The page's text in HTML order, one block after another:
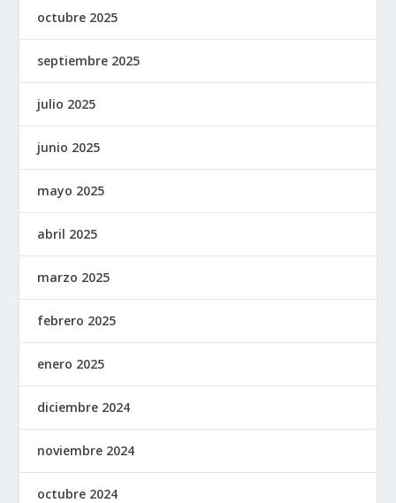
octubre 2025
septiembre 2025
julio 2025
junio 2025
mayo 2025
abril 2025
marzo 2025
febrero 2025
enero 2025
diciembre 2024
noviembre 2024
octubre 2024